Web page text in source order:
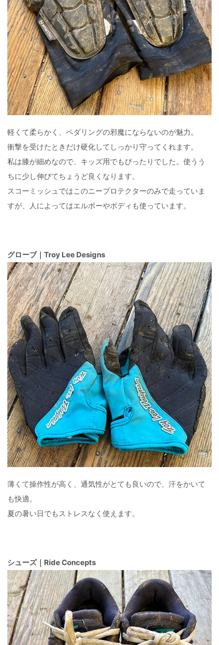
軽くて柔らかく、ペダリングの邪魔にならないのが魅力。
衝撃を受けたときだけ硬化してしっかり守ってくれます。
私は膝が細めなので、キッズ用でもぴったりでした。使うう
ちに少し伸びてちょうど良くなります。
スコーミッシュではこのニープロテクターのみで走っていま
すが、人によってはエルボーやボディも使っています。
グローブ｜Troy Lee Designs
薄くて操作性が高く、通気性がとても良いので、汗をかいて
も快適。
夏の暑い日でもストレスなく使えます。
シューズ｜Ride Concepts